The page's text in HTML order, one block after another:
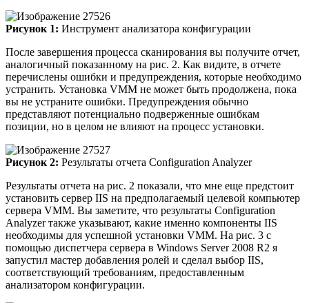
Рисунок 1: Инструмент анализатора конфигурации
После завершения процесса сканирования вы получите отчет,
аналогичный показанному на рис. 2. Как видите, в отчете
перечислены ошибки и предупреждения, которые необходимо
устранить. Установка VMM не может быть продолжена, пока
вы не устраните ошибки. Предупреждения обычно
представляют потенциально подверженные ошибкам
позиции, но в целом не влияют на процесс установки.
Рисунок 2: Результаты отчета Configuration Analyzer
Результаты отчета на рис. 2 показали, что мне еще предстоит
установить сервер IIS на предполагаемый целевой компьютер
сервера VMM. Вы заметите, что результаты Configuration
Analyzer также указывают, какие именно компоненты IIS
необходимы для успешной установки VMM. На рис. 3 с
помощью диспетчера сервера в Windows Server 2008 R2 я
запустил мастер добавления ролей и сделал выбор IIS,
соответствующий требованиям, предоставленным
анализатором конфигурации.